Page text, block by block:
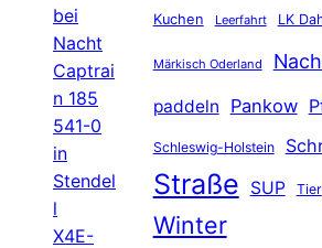
bei
Nacht
Captrai
n 185
541-0
in
Stendel
l
X4E-
Kuchen Leerfahrt LK
Märkisch Oderland
paddeln Pankow
Schleswig-Holstein
Straße SUP Tier
Winter